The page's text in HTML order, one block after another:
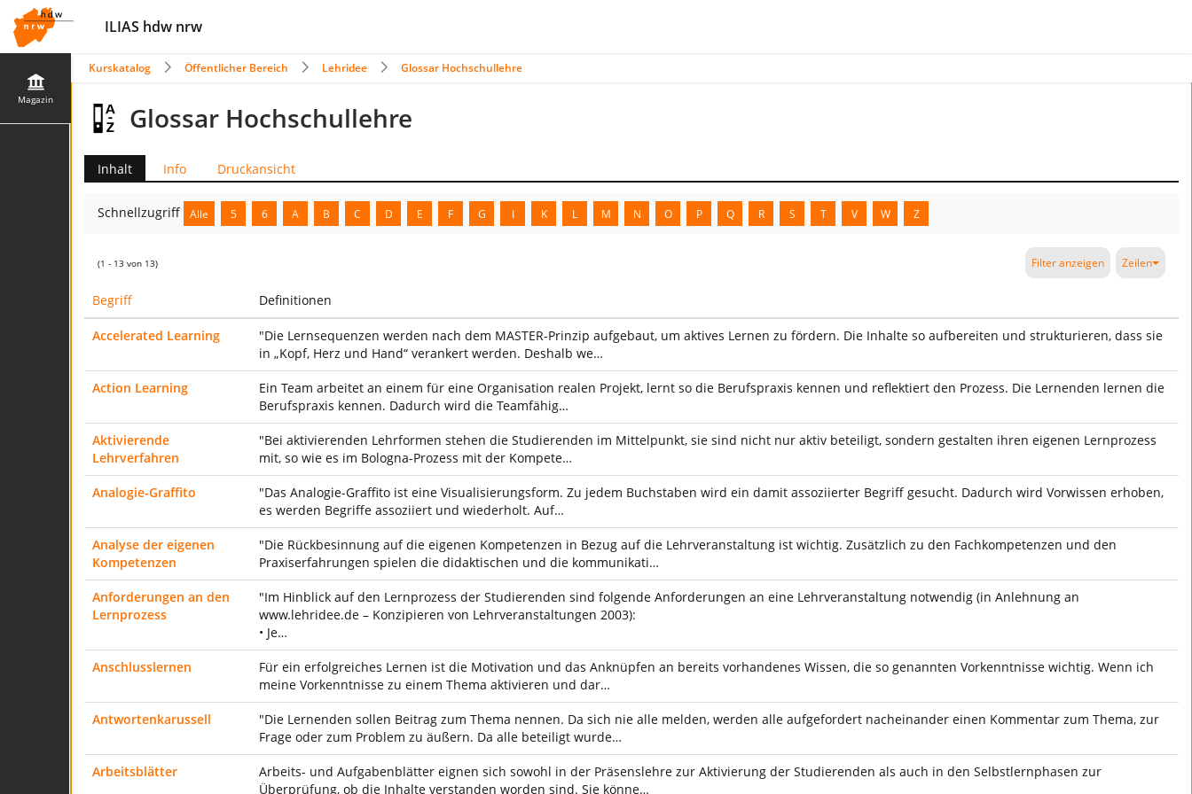
ILIAS hdw nrw
Magazin
Kurskatalog Öffentlicher Bereich Lehridee Glossar Hochschullehre
Glossar Hochschullehre
Inhalt Info Druckansicht
Schnellzugriff Alle 5 6 A B C D E F G I K L M N O P Q R S T V W Z
(1 - 13 von 13) Filter anzeigen Zeilen
Begriff Definitionen
Accelerated Learning
"Die Lernsequenzen werden nach dem MASTER-Prinzip aufgebaut, um aktives Lernen zu fördern. Die Inhalte so aufbereiten und strukturieren, dass sie
in „Kopf, Herz und Hand“ verankert werden. Deshalb we…
Action Learning
Ein Team arbeitet an einem für eine Organisation realen Projekt, lernt so die Berufspraxis kennen und reflektiert den Prozess. Die Lernenden lernen die
Berufspraxis kennen. Dadurch wird die Teamfähig…
Aktivierende
Lehrverfahren
"Bei aktivierenden Lehrformen stehen die Studierenden im Mittelpunkt, sie sind nicht nur aktiv beteiligt, sondern gestalten ihren eigenen Lernprozess
mit, so wie es im Bologna-Prozess mit der Kompete…
Analogie-Graffito
"Das Analogie-Graffito ist eine Visualisierungsform. Zu jedem Buchstaben wird ein damit assoziierter Begriff gesucht. Dadurch wird Vorwissen erhoben,
es werden Begriffe assoziiert und wiederholt. Auf…
Analyse der eigenen
Kompetenzen
"Die Rückbesinnung auf die eigenen Kompetenzen in Bezug auf die Lehrveranstaltung ist wichtig. Zusätzlich zu den Fachkompetenzen und den
Praxiserfahrungen spielen die didaktischen und die kommunikati…
Anforderungen an den
Lernprozess
"Im Hinblick auf den Lernprozess der Studierenden sind folgende Anforderungen an eine Lehrveranstaltung notwendig (in Anlehnung an
www.lehridee.de – Konzipieren von Lehrveranstaltungen 2003):
• Je…
Anschlusslernen
Für ein erfolgreiches Lernen ist die Motivation und das Anknüpfen an bereits vorhandenes Wissen, die so genannten Vorkenntnisse wichtig. Wenn ich
meine Vorkenntnisse zu einem Thema aktivieren und dar…
Antwortenkarussell
"Die Lernenden sollen Beitrag zum Thema nennen. Da sich nie alle melden, werden alle aufgefordert nacheinander einen Kommentar zum Thema, zur
Frage oder zum Problem zu äußern. Da alle beteiligt wurde…
Arbeitsblätter
Arbeits- und Aufgabenblätter eignen sich sowohl in der Präsenslehre zur Aktivierung der Studierenden als auch in den Selbstlernphasen zur
Überprüfung, ob die Inhalte verstanden worden sind. Sie könne…